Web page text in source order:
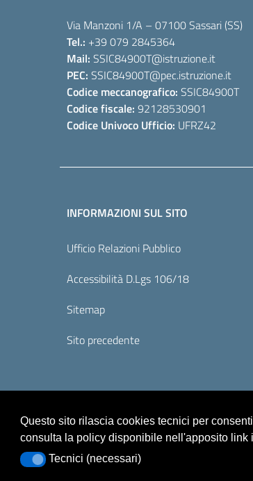
Via Manzoni 1/A – 07100 Sassari (SS)
Tel.: +39 079 2845364
Mail: SSIC84900T@istruzione.it
PEC: SSIC84900T@pec.istruzione.it
Codice meccanografico: SSIC84900T
Codice fiscale: 92128530901
Codice Univoco Ufficio: UFRZ42
INFORMAZIONI SUL SITO
Ufficio Relazioni Pubblico
Accessibilità D.Lgs 106/18
Sitemap
Sito precedente
Sicurezza Note Legali
Questo sito rilascia cookies tecnici per
consulta la policy disponibile nell'apposito link
Tecnici (necessari)
Tecnici (necessari)